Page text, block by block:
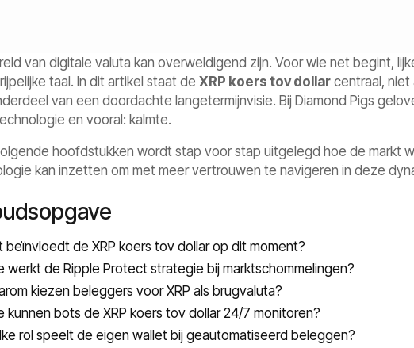
van digitale valuta kan overweldigend zijn. Voor wie net begint,
taal. In dit artikel staat de XRP koers tov dollar centraal, niet
van een doordachte langetermijnvisie. Bij Diamond Pigs
en vooral: kalmte.
hoofdstukken wordt stap voor stap uitgelegd hoe de markt
kan inzetten om met meer vertrouwen te navigeren in deze
beïnvloedt de XRP koers tov dollar op dit moment?
werkt de Ripple Protect strategie bij marktschommelingen?
kiezen beleggers voor XRP als brugvaluta?
kunnen bots de XRP koers tov dollar 24/7 monitoren?
rol speelt de eigen wallet bij geautomatiseerd beleggen?